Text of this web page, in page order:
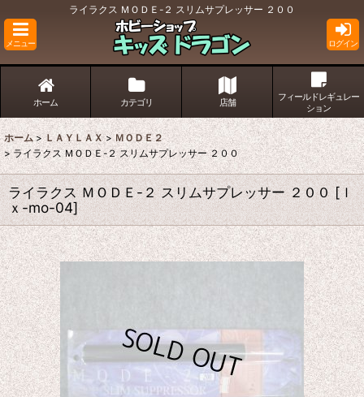
ライラクス ＭＯＤＥ-２ スリムサプレッサー ２００
メニュー ログイン
ホーム カテゴリ 店舗
フィールドレギュレー
ション
ホーム > ＬＡＹＬＡＸ > ＭＯＤＥ２
> ライラクス ＭＯＤＥ-２ スリムサプレッサー ２００
ライラクス ＭＯＤＥ-２ スリムサプレッサー ２００ [ｌ
ｘ-mo-04]